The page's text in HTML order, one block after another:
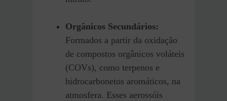
Orgânicos Secundários:
Formados a partir da oxidação
de compostos orgânicos voláteis
(COVs), como terpenos e
hidrocarbonetos aromáticos, na
atmosfera. Esses aerossóis